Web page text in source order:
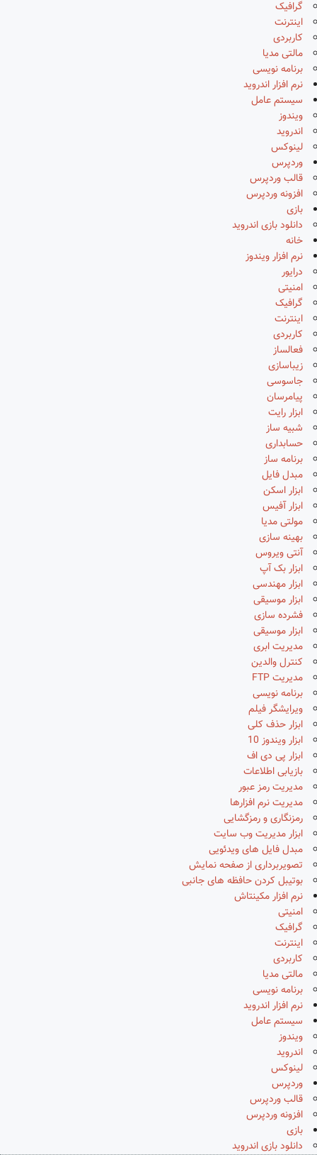
گرافیک
اینترنت
کاربردی
مالتی مدیا
برنامه نویسی
نرم افزار اندروید
سیستم عامل
ویندوز
اندروید
لینوکس
وردپرس
قالب وردپرس
افزونه وردپرس
بازی
دانلود بازی اندروید
خانه
نرم افزار ویندوز
درایور
امنیتی
گرافیک
اینترنت
کاربردی
فعالساز
زیباسازی
جاسوسی
پیامرسان
ابزار رایت
شبیه ساز
حسابداری
برنامه ساز
مبدل فایل
ابزار اسکن
ابزار آفیس
مولتی مدیا
بهینه سازی
آنتی ویروس
ابزار بک آپ
ابزار مهندسی
ابزار موسیقی
فشرده سازی
ابزار موسیقی
مدیریت ابری
کنترل والدین
مدیریت FTP
برنامه نویسی
ویرایشگر فیلم
ابزار حذف کلی
ابزار ویندوز 10
ابزار پی دی اف
بازیابی اطلاعات
مدیریت رمز عبور
مدیریت نرم افزارها
رمزنگاری و رمزگشایی
ابزار مدیریت وب سایت
مبدل فایل های ویدئویی
تصویربرداری از صفحه نمایش
بوتیبل کردن حافظه های جانبی
نرم افزار مکینتاش
امنیتی
گرافیک
اینترنت
کاربردی
مالتی مدیا
برنامه نویسی
نرم افزار اندروید
سیستم عامل
ویندوز
اندروید
لینوکس
وردپرس
قالب وردپرس
افزونه وردپرس
بازی
دانلود بازی اندروید